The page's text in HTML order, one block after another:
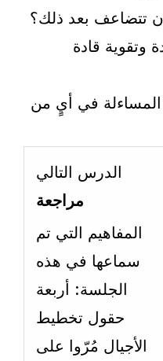
تتضاعف بعد ذلك؟
وتقوية قادة
في أيٍ من
الدرس التالي
مراجعة
المفاهيم التي تم
سماعها في هذه
الجلسة: أربعة
حقول تخطيط
الأجيال مُرّوا على
4